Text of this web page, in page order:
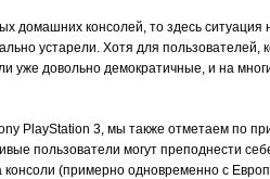
домашних консолей, то здесь ситуация
устарели. Хотя для
уже довольно демократичные, и на
PlayStation 3, мы также отметаем по
пользователи могут преподнести
консоли (примерно одновременно с